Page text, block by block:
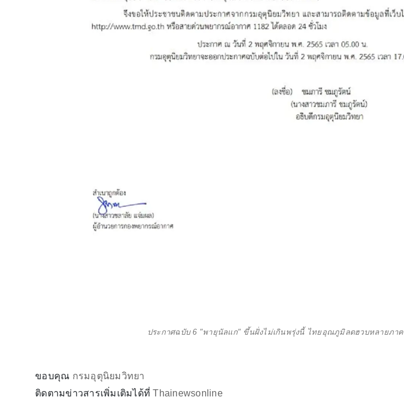
ประกาศฉบับ 6 "พายุนัลแก" ขึ้นฝั่งไม่เกินพรุ่งนี้ ไทยอุณภูมิลดฮวบหลายภาค
ขอบคุณ กรมอุตุนิยมวิทยา
ติดตามข่าวสารเพิ่มเติมได้ที่Thainewsonline